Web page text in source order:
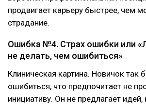
продвигает карьеру быстрее, чем
страдание.
Ошибка №4. Страх ошибки или
не делать, чем ошибиться»
Клиническая картина. Новичок так
ошибиться, что предпочитает не
инициативу. Он не предлагает идей,